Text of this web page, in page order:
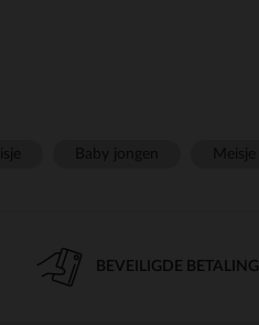
BEVEILIGDE BETALING